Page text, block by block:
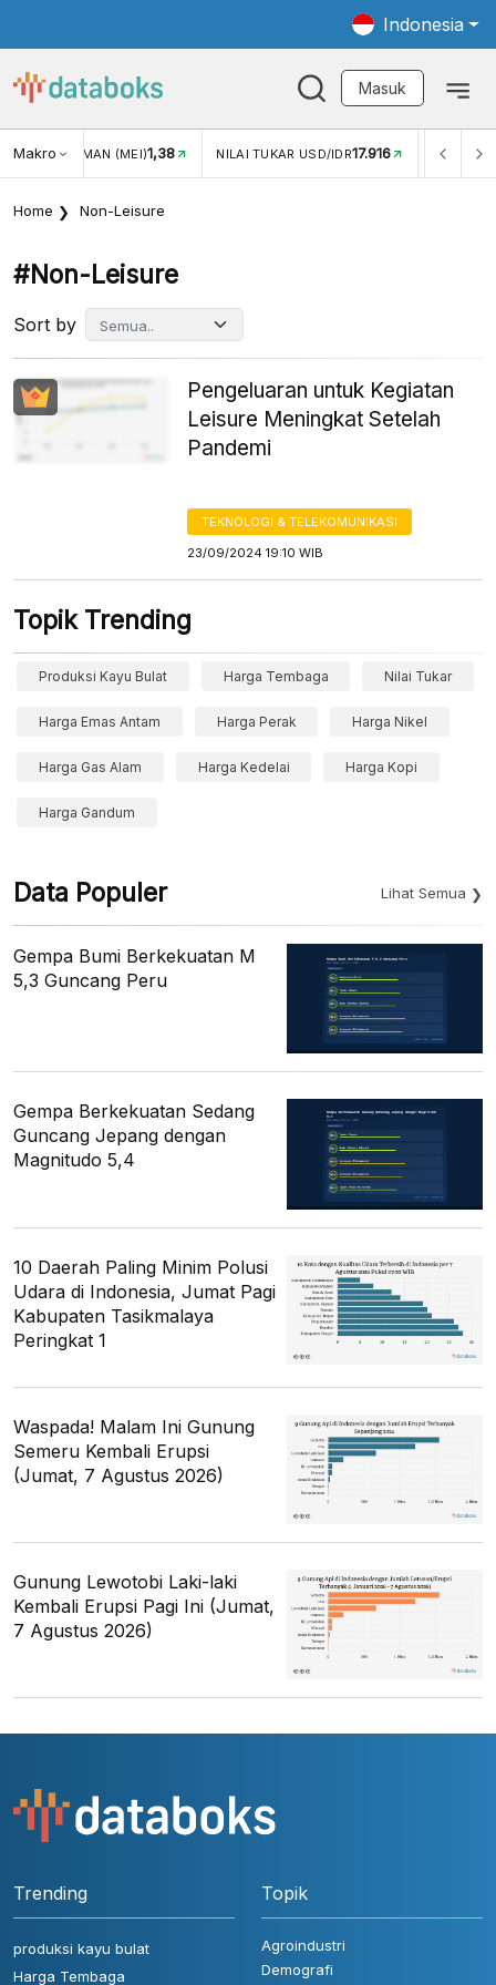
Indonesia
Masuk
MakroWISMAN (MEI)1,38 NILAI TUKAR USD/IDR17.916 INFLASI
Home Non-Leisure
#non-Leisure
Sort by
Pengeluaran untuk Kegiatan
Leisure Meningkat Setelah
Pandemi
TEKNOLOGI & TELEKOMUNIKASI
23/09/2024 19:10 WIB
Topik Trending
Produksi Kayu Bulat Harga Tembaga Nilai Tukar
Harga Emas Antam Harga Perak Harga Nikel
Harga Gas Alam Harga Kedelai Harga Kopi
Harga Gandum
Data Populer Lihat Semua
Gempa Bumi Berkekuatan M
5,3 Guncang Peru
Gempa Berkekuatan Sedang
Guncang Jepang dengan
Magnitudo 5,4
10 Daerah Paling Minim Polusi
Udara di Indonesia, Jumat Pagi
Kabupaten Tasikmalaya
Peringkat 1
Waspada! Malam Ini Gunung
Semeru Kembali Erupsi
(Jumat, 7 Agustus 2026)
Gunung Lewotobi Laki-laki
Kembali Erupsi Pagi Ini (Jumat,
7 Agustus 2026)
Trending
produksi kayu bulat
Harga Tembaga
Topik
Agroindustri
Demografi